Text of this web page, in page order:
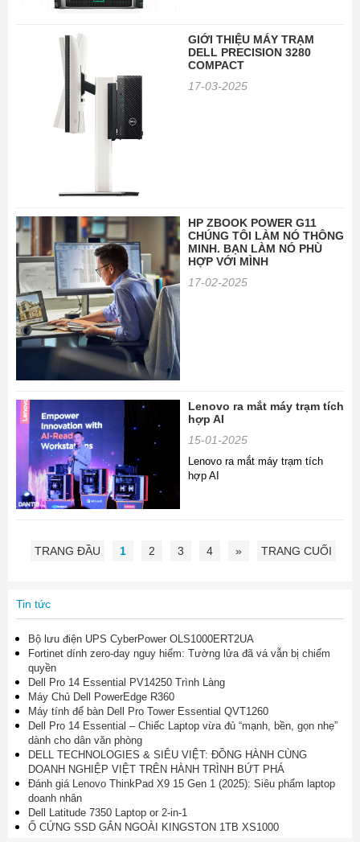
GIỚI THIỆU MÁY TRẠM
DELL PRECISION 3280
COMPACT
17-03-2025
HP ZBOOK POWER G11
CHÚNG TÔI LÀM NÓ THÔNG
MINH. BẠN LÀM NÓ PHÙ
HỢP VỚI MÌNH
17-02-2025
Lenovo ra mắt máy trạm tích
hợp AI
15-01-2025
Lenovo ra mắt máy trạm tích
hợp AI
TRANG ĐẦU 1 2 3 4 » TRANG CUỐI
Tin tức
Bộ lưu điện UPS CyberPower OLS1000ERT2UA
Fortinet dính zero-day nguy hiểm: Tường lửa đã vá vẫn bị chiếm
quyền
Dell Pro 14 Essential PV14250 Trình Làng
Máy Chủ Dell PowerEdge R360
Máy tính để bàn Dell Pro Tower Essential QVT1260
Dell Pro 14 Essential – Chiếc Laptop vừa đủ “mạnh, bền, gọn nhẹ”
dành cho dân văn phòng
DELL TECHNOLOGIES & SIÊU VIỆT: ĐỒNG HÀNH CÙNG
DOANH NGHIỆP VIỆT TRÊN HÀNH TRÌNH BỨT PHÁ
Đánh giá Lenovo ThinkPad X9 15 Gen 1 (2025): Siêu phẩm laptop
doanh nhân
Dell Latitude 7350 Laptop or 2-in-1
Ổ CỨNG SSD GẮN NGOÀI KINGSTON 1TB XS1000